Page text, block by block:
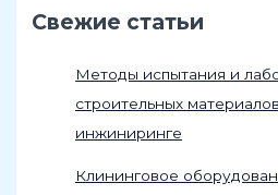
Свежие статьи
Методы испытания и
строительных
инжиниринге
Клининговое